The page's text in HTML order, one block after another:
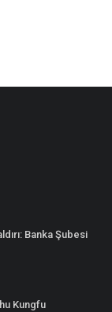
Banka Şubesi
Kungfu